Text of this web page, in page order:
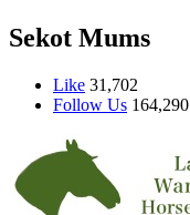
Sekot Mums
Like 31,702
Follow Us 164,290